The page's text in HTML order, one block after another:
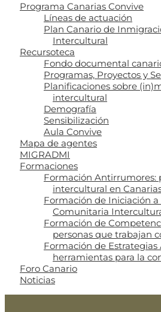
Programa Canarias Convive
Líneas de actuación
Plan Canario de
Intercultural
Recursoteca
Fondo documental
Programas, Proyectos y
Planificaciones sobre
intercultural
Demografía
Sensibilización
Aula Convive
Mapa de agentes
MIGRADMI
Formaciones
Formación Antirrumores:
intercultural en
Formación de Iniciación
Comunitaria
Formación de
personas que trabajan
Formación de
herramientas para la
Foro Canario
Noticias